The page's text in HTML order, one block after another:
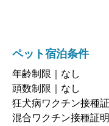
ペット宿泊条件
年齢制限｜なし
頭数制限｜なし
狂犬病ワクチン接種
混合ワクチン接種証